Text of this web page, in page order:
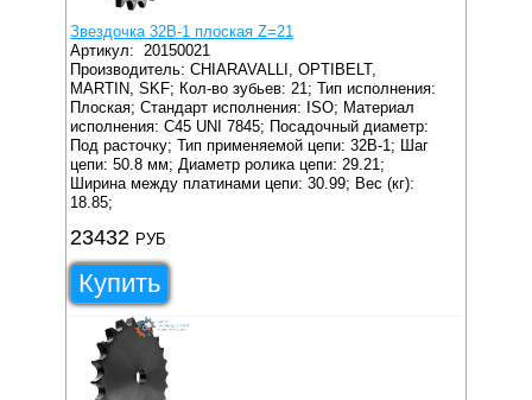
Звездочка 32B-1 плоская Z=21
Артикул: 20150021
Производитель: CHIARAVALLI, OPTIBELT,
MARTIN, SKF; Кол-во зубьев: 21; Тип исполнения:
Плоская; Стандарт исполнения: ISO; Материал
исполнения: C45 UNI 7845; Посадочный диаметр:
Под расточку; Тип применяемой цепи: 32B-1;
Шаг
цепи: 50.8 мм; Диаметр ролика цепи: 29.21;
Ширина между платинами цепи: 30.99; Вес (кг):
18.85;
23432 РУБ
Купить